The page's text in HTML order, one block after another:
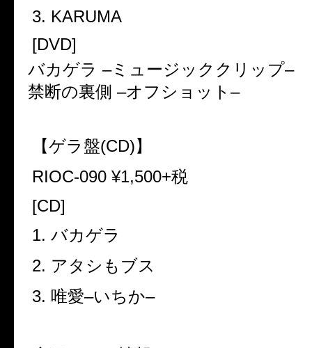
3. KARUMA
[DVD]
バカゲラ –ミュージッククリップ–
禁断の裏側 –オフショット –
【ゲラ盤(CD)】
RIOC-090 ¥1,500+税
[CD]
1. バカゲラ
2. アタシもブス
3. 唯愛–いちか–